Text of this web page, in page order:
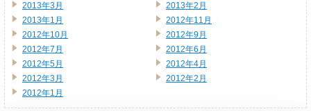
2013年3月
2013年2月
2013年1月
2012年11月
2012年10月
2012年9月
2012年7月
2012年6月
2012年5月
2012年4月
2012年3月
2012年2月
2012年1月